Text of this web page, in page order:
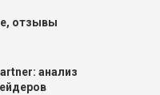
отзывы
анализ